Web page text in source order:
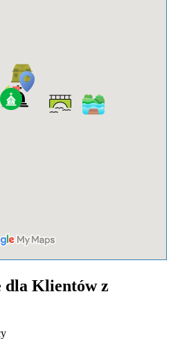
dla Klientów z